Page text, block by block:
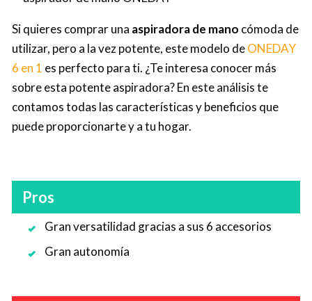
Si quieres comprar una aspiradora de mano cómoda de
utilizar, pero a la vez potente, este modelo deONEDAY
6 en 1 es perfecto para ti. ¿Te interesa conocer más
sobre esta potente aspiradora? En este análisis te
contamos todas las características y beneficios que
puede proporcionarte y a tu hogar.
Pros
Gran versatilidad gracias a sus 6 accesorios
Gran autonomía